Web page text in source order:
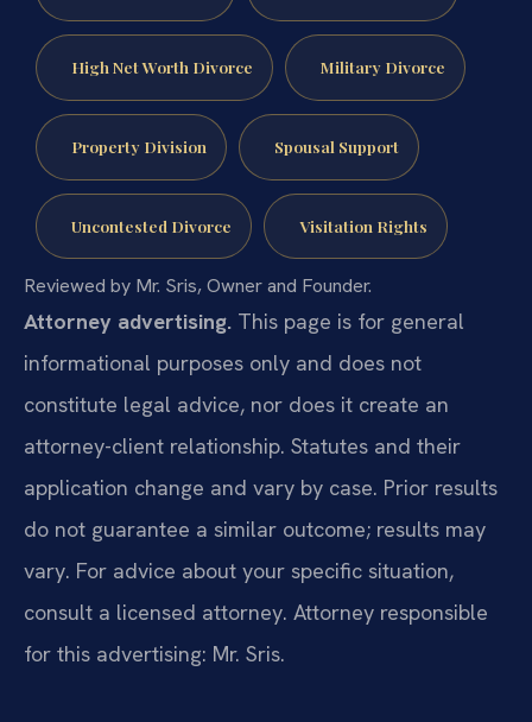
High Net Worth Divorce Military Divorce
Property Division Spousal Support
Uncontested Divorce Visitation Rights
Reviewed by Mr. Sris, Owner and Founder.
Attorney advertising. This page is for general
informational purposes only and does not
constitute legal advice, nor does it create an
attorney-client relationship. Statutes and their
application change and vary by case. Prior results
do not guarantee a similar outcome; results may
vary. For advice about your specific situation,
consult a licensed attorney. Attorney responsible
for this advertising: Mr. Sris.